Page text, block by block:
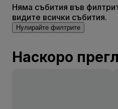
Няма събития във
видите всички събития.
Нулирайте филтрите
Наскоро